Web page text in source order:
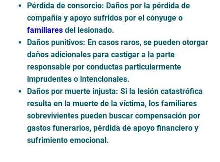
Pérdida de consorcio: Daños por la pérdida de
compañía y apoyo sufridos por el cónyuge o
familiares del lesionado.
Daños punitivos: En casos raros, se pueden otorgar
daños adicionales para castigar a la parte
responsable por conductas particularmente
imprudentes o intencionales.
Daños por muerte injusta: Si la lesión catastrófica
resulta en la muerte de la víctima, los familiares
sobrevivientes pueden buscar compensación por
gastos funerarios, pérdida de apoyo financiero y
sufrimiento emocional.